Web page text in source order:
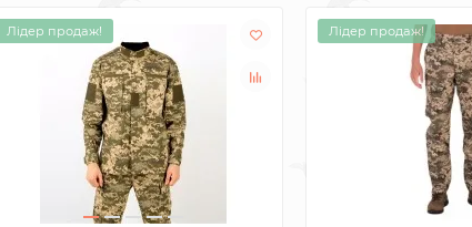
Лідер продаж! Лідер продаж!